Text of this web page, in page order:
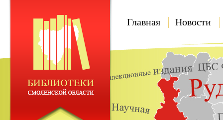
Главная Новости